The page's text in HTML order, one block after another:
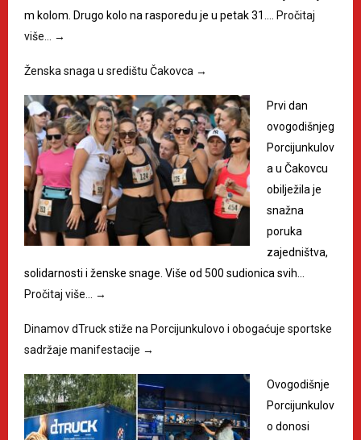
m kolom. Drugo kolo na rasporedu je u petak 31.… Pročitaj
više… →
Ženska snaga u središtu Čakovca →
Prvi dan
ovogodišnjeg
Porcijunkulov
a u Čakovcu
obilježila je
snažna
poruka
zajedništva,
solidarnosti i ženske snage. Više od 500 sudionica svih…
Pročitaj više… →
Dinamov dTruck stiže na Porcijunkulovo i obogaćuje sportske
sadržaje manifestacije →
Ovogodišnje
Porcijunkulov
o donosi